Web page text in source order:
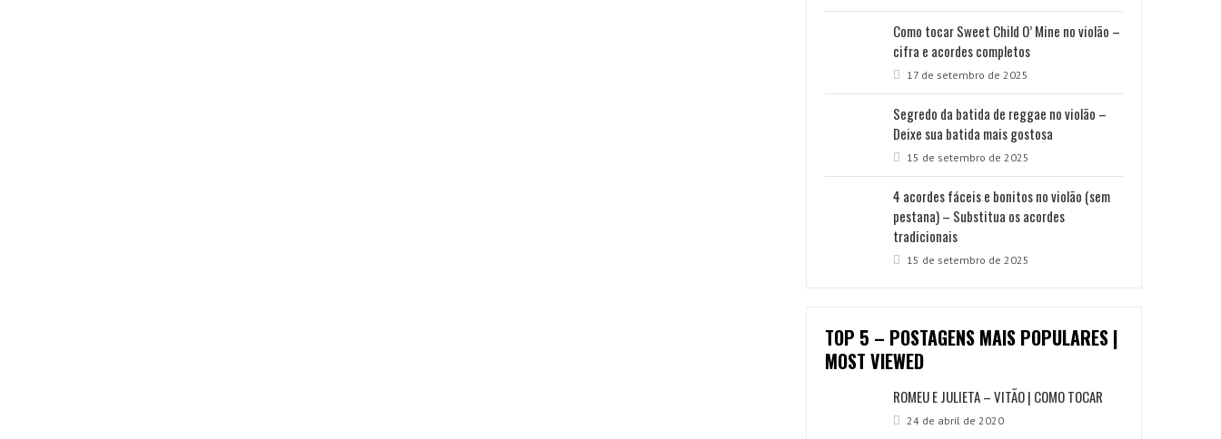
Como tocar Sweet Child O’ Mine no violão –
cifra e acordes completos
17 de setembro de 2025
Segredo da batida de reggae no violão –
Deixe sua batida mais gostosa
15 de setembro de 2025
4 acordes fáceis e bonitos no violão (sem
pestana) – Substitua os acordes
tradicionais
15 de setembro de 2025
TOP 5 – POSTAGENS MAIS POPULARES |
MOST VIEWED
ROMEU E JULIETA – VITÃO | COMO TOCAR
24 de abril de 2020